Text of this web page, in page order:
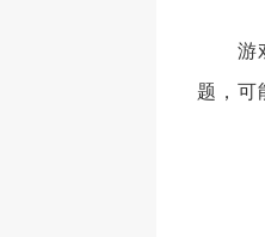
游戏
题，可